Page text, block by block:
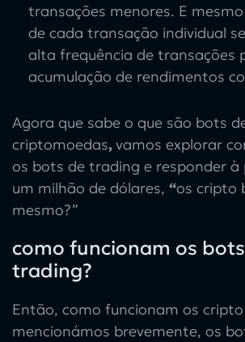
transações menores. E
de cada transação individual
alta frequência de transações
acumulação de rendimentos
Agora que sabe o que são bots
criptomoedas,vamos explorar
os bots de trading e responder
um milhão de dólares, “os cripto
mesmo?”
como funcionam os
trading?
Então, como funcionam os
mencionámos brevemente, os